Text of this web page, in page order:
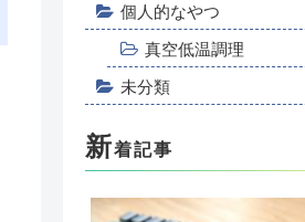
個人的なやつ
真空低温調理
未分類
新着記事